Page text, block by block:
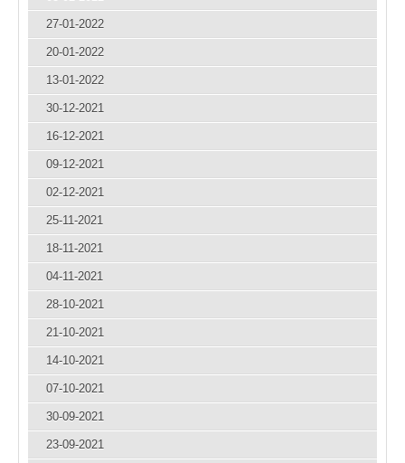
27-01-2022
20-01-2022
13-01-2022
30-12-2021
16-12-2021
09-12-2021
02-12-2021
25-11-2021
18-11-2021
04-11-2021
28-10-2021
21-10-2021
14-10-2021
07-10-2021
30-09-2021
23-09-2021